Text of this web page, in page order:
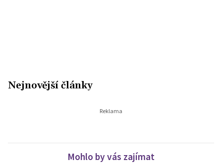
Nejnovější články
Mohlo by vás zajímat